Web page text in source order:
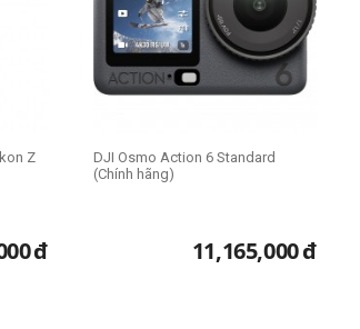
Z
đ
DJI Osmo Action 6 Standard
(Chính hãng)
11,165,000đ